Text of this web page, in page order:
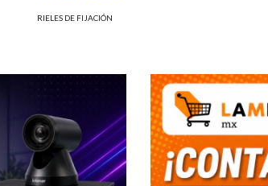
RIELES DE FIJACIÓN